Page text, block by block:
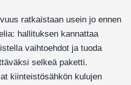
ratkaistaan usein jo ennen
hallituksen kannattaa
vaihtoehdot ja tuoda
selkeä paketti.
kiinteistösähkön kulujen